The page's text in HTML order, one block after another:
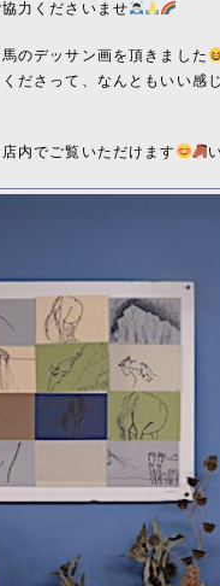
力くださいませ
のデッサン画を頂きました
ださって、なんともいい感
内でご覧いただけます